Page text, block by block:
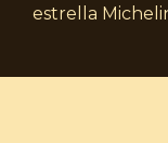
estrella